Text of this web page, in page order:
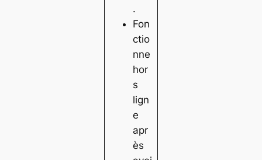
.
Fon
ctio
nne
hor
s
lign
e
apr
ès